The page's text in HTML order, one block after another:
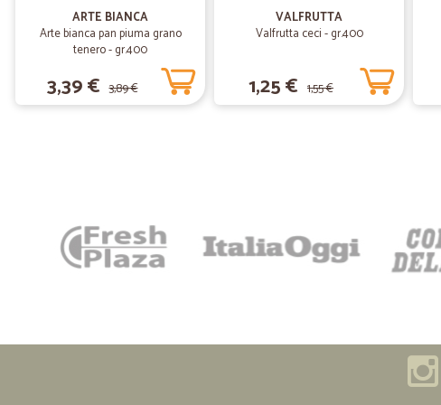
ARTE BIANCA
Arte bianca pan piuma grano
tenero - gr.400
3,39 € 3,89 €
VALFRUTTA
Valfrutta ceci - gr.400
1,25 € 1,55 €